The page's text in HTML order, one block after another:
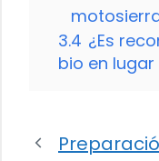
3.4 ¿Es
bio en